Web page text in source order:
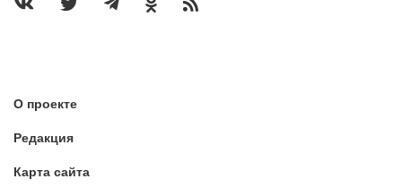
О проекте
Редакция
Карта сайта